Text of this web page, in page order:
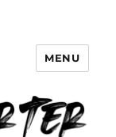
Gamer
MENU